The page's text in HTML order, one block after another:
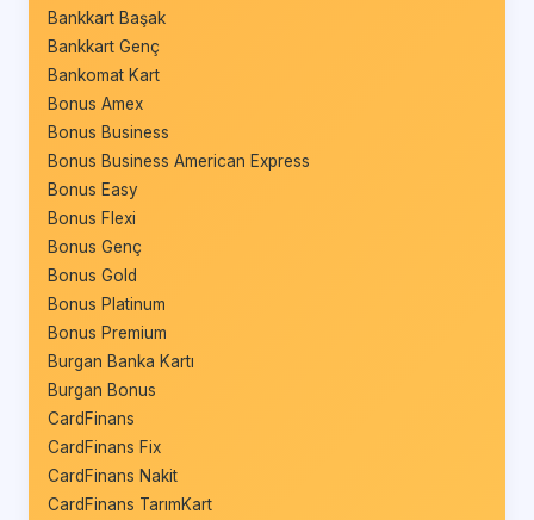
Bankkart Başak
Bankkart Genç
Bankomat Kart
Bonus Amex
Bonus Business
Bonus Business American Express
Bonus Easy
Bonus Flexi
Bonus Genç
Bonus Gold
Bonus Platinum
Bonus Premium
Burgan Banka Kartı
Burgan Bonus
CardFinans
CardFinans Fix
CardFinans Nakit
CardFinans TarımKart